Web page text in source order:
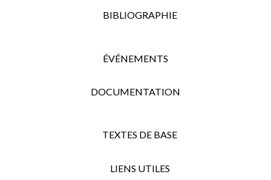
BIBLIOGRAPHIE
ÉVÉNEMENTS
DOCUMENTATION
TEXTES DE BASE
LIENS UTILES